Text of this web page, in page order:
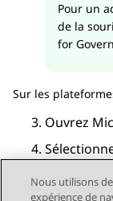
Pour un
de la
for
Sur les
Ouvrez
Nous utilisons
expérience de